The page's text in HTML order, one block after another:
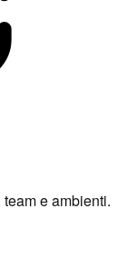
e ambienti.